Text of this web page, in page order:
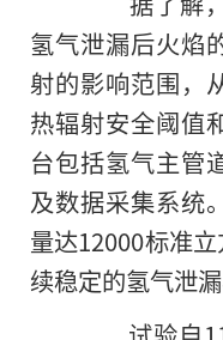
氢气泄漏后火焰
射的影响范围，
热辐射安全阈值
台包括氢气主管
及数据采集系统
量达12000标准
续稳定的氢气泄